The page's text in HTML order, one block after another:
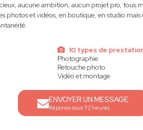
aucune ambition, aucun projet pro, tous
photos et vidéos, en boutique, en studio
10 types de
Photographie
Retouche photo
Vidéo et montage
ENVOYER UN MESSAGE
Réponse sous 72 heures